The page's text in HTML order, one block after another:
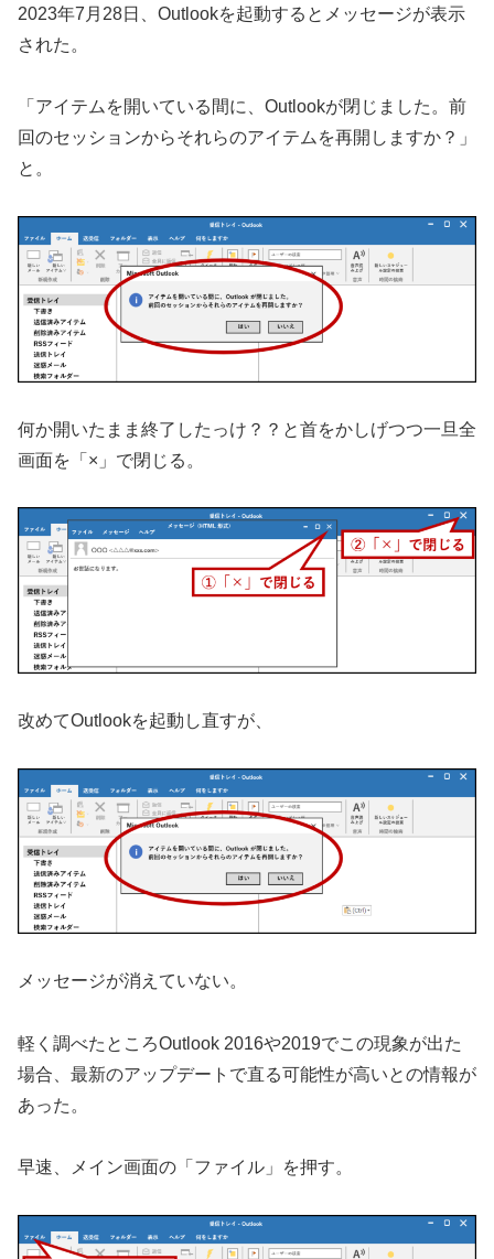
2023年7月28日、Outlookを起動するとメッセージが表示
された。
「アイテムを開いている間に、Outlookが閉じました。前
回のセッションからそれらのアイテムを再開しますか？」
と。
何か開いたまま終了したっけ？？と首をかしげつつ一旦全
画面を「×」で閉じる。
改めてOutlookを起動し直すが、
メッセージが消えていない。
軽く調べたところOutlook 2016や2019でこの現象が出た
場合、最新のアップデートで直る可能性が高いとの情報が
あった。
早速、メイン画面の「ファイル」を押す。